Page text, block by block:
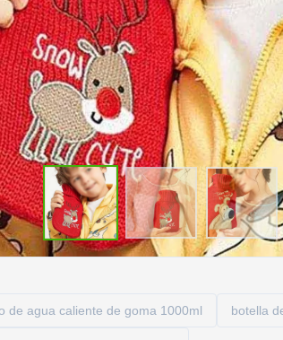
de agua caliente de goma 1000ml botella